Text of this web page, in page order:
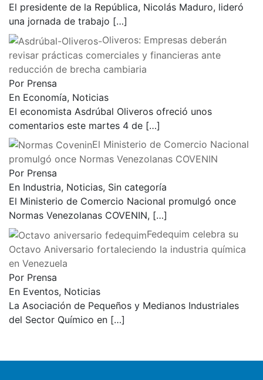
El presidente de la República, Nicolás Maduro, lideró
una jornada de trabajo […]
Oliveros: Empresas deberán
revisar prácticas comerciales y financieras ante
reducción de brecha cambiaria
Por Prensa
En Economía, Noticias
El economista Asdrúbal Oliveros ofreció unos
comentarios este martes 4 de […]
El Ministerio de Comercio Nacional
promulgó once Normas Venezolanas COVENIN
Por Prensa
En Industria, Noticias, Sin categoría
El Ministerio de Comercio Nacional promulgó once
Normas Venezolanas COVENIN, […]
Fedequim celebra su
Octavo Aniversario fortaleciendo la industria química
en Venezuela
Por Prensa
En Eventos, Noticias
La Asociación de Pequeños y Medianos Industriales
del Sector Químico en […]